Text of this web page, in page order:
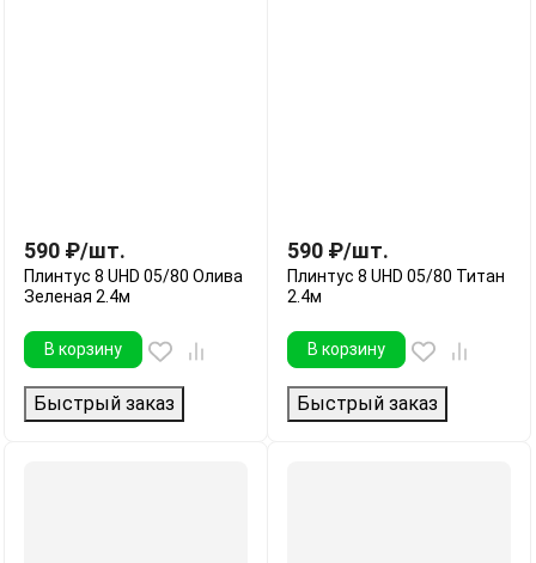
590 ₽/шт.
Плинтус 8 UHD 05/80 Олива
Зеленая 2.4м
В корзину
Быстрый заказ
590 ₽/шт.
Плинтус 8 UHD 05/80 Титан
2.4м
В корзину
Быстрый заказ